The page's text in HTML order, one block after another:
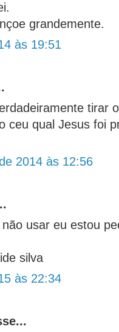
grandemente.
às 19:51
tirar
ceu qual Jesus foi
2014 às 12:56
usar eu estou
silva
às 22:34